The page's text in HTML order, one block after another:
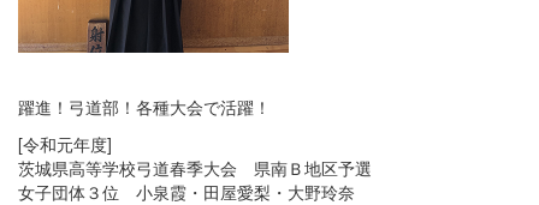
躍進！弓道部！各種大会で活躍！
[令和元年度]
茨城県高等学校弓道春季大会 県南Ｂ地区予選
女子団体３位 小泉霞・田屋愛梨・大野玲奈